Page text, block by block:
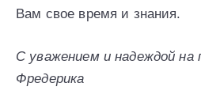
Вам свое время и знания.
C уважением и надеждой на
Фредерика